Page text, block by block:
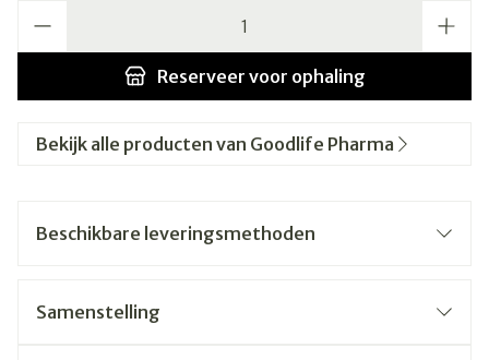
Reserveer voor ophaling
Bekijk alle producten van Goodlife Pharma
Beschikbare leveringsmethoden
Samenstelling